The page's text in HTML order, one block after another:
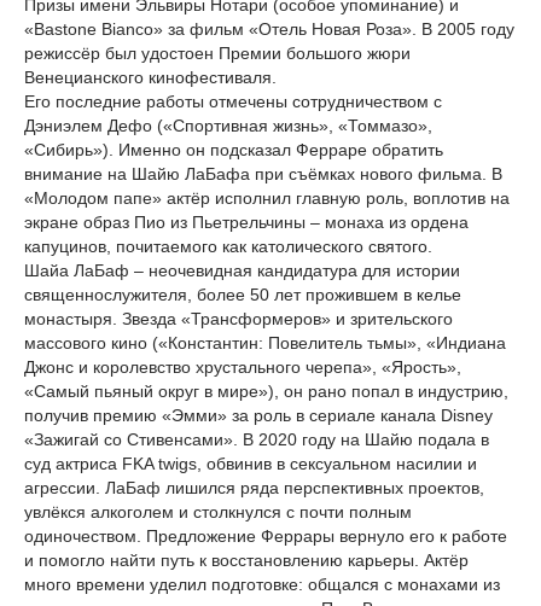
Призы имени Эльвиры Нотари (особое упоминание) и
«Bastone Bianco» за фильм «Отель Новая Роза». В 2005 году
режиссёр был удостоен Премии большого жюри
Венецианского кинофестиваля.
Его последние работы отмечены сотрудничеством с
Дэниэлем Дефо («Спортивная жизнь», «Томмазо»,
«Сибирь»). Именно он подсказал Ферраре обратить
внимание на Шайю ЛаБафа при съёмках нового фильма. В
«Молодом папе» актёр исполнил главную роль, воплотив на
экране образ Пио из Пьетрельчины – монаха из ордена
капуцинов, почитаемого как католического святого.
Шайа ЛаБаф – неочевидная кандидатура для истории
священнослужителя, более 50 лет прожившем в келье
монастыря. Звезда «Трансформеров» и зрительского
массового кино («Константин: Повелитель тьмы», «Индиана
Джонс и королевство хрустального черепа», «Ярость»,
«Самый пьяный округ в мире»), он рано попал в индустрию,
получив премию «Эмми» за роль в сериале канала Disney
«Зажигай со Стивенсами». В 2020 году на Шайю подала в
суд актриса FKA twigs, обвинив в сексуальном насилии и
агрессии. ЛаБаф лишился ряда перспективных проектов,
увлёкся алкоголем и столкнулся с почти полным
одиночеством. Предложение Феррары вернуло его к работе
и помогло найти путь к восстановлению карьеры. Актёр
много времени уделил подготовке: общался с монахами из